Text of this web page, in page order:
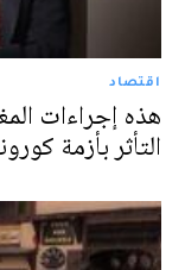
اقتصاد
هذه إجراءات
التأثر بأزمة